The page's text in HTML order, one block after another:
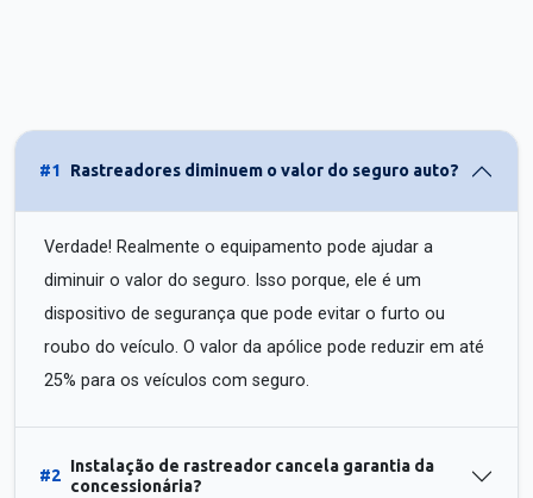
#1 Rastreadores diminuem o valor do seguro auto?
Verdade! Realmente o equipamento pode ajudar a
diminuir o valor do seguro. Isso porque, ele é um
dispositivo de segurança que pode evitar o furto ou
roubo do veículo. O valor da apólice pode reduzir em até
25% para os veículos com seguro.
#2
Instalação de rastreador cancela garantia da
concessionária?